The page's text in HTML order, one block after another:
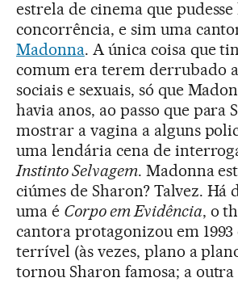
estrela de cinema que
concorrência, e sim uma
Madonna. A única coisa que
comum era terem derrubado
sociais e sexuais, só que
havia anos, ao passo que para
mostrar a vagina a alguns
uma lendária cena de
Instinto Selvagem. Madonna
ciúmes de Sharon? Talvez. Há
uma é Corpo em Evidência, o
cantora protagonizou em 1993
terrível (às vezes, plano a
tornou Sharon famosa; a